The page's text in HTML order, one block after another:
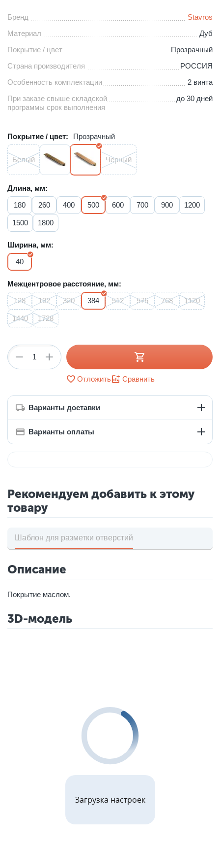
Бренд
Stavros
Материал
Дуб
Покрытие / цвет
Прозрачный
Страна производителя
РОССИЯ
Особенность комплектации
2 винта
При заказе свыше складской
программы срок выполнения
до 30 дней
Покрытие / цвет: Прозрачный
Белый Черный
Длина, мм:
180
260 400 500 600 700 900 1200
1500 1800
Ширина, мм:
40
Межцентровое расстояние, мм:
128
192 320 384 512 576 768 1120
1440 1728
+
−
Отложить Сравнить
Варианты доставки
Варианты оплаты
Рекомендуем добавить к этому
товару
Шаблон для разметки отверстий
Описание
Покрытие маслом.
3D-модель
Загрузка настроек